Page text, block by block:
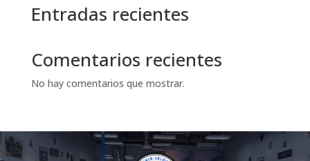
Entradas recientes
Comentarios recientes
No hay comentarios que mostrar.